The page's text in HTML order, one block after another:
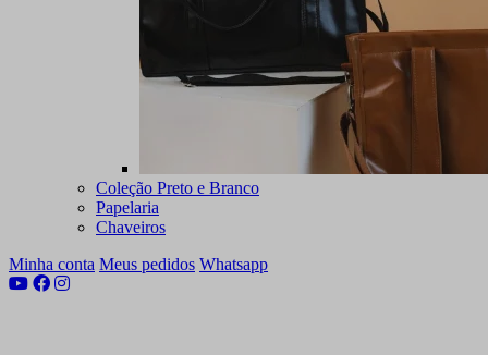
Coleção Preto e Branco
Papelaria
Chaveiros
Minha conta Meus pedidos Whatsapp